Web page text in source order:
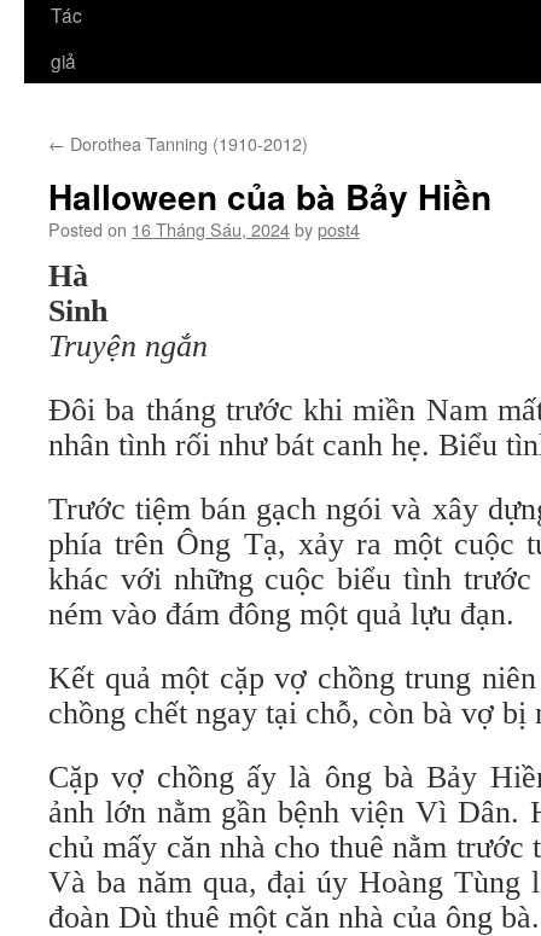
Tác
giả
← Dorothea Tanning (1910-2012)
Halloween của bà Bảy Hiền
Posted on 16 Tháng Sáu, 2024bypost4
Hà
Sinh
Truyện ngắn
Đôi ba tháng trước khi miền Nam
nhân tình rối như bát canh hẹ. Biểu
Trước tiệm bán gạch ngói và xây
phía trên Ông Tạ, xảy ra một cuộc
khác với những cuộc biểu tình
ném vào đám đông một quả lựu đạn.
Kết quả một cặp vợ chồng trung
chồng chết ngay tại chỗ, còn bà vợ bị
Cặp vợ chồng ấy là ông bà Bảy
ảnh lớn nằm gần bệnh viện Vì Dân.
chủ mấy căn nhà cho thuê nằm trước
Và ba năm qua, đại úy Hoàng Tùng
đoàn Dù thuê một căn nhà của ông